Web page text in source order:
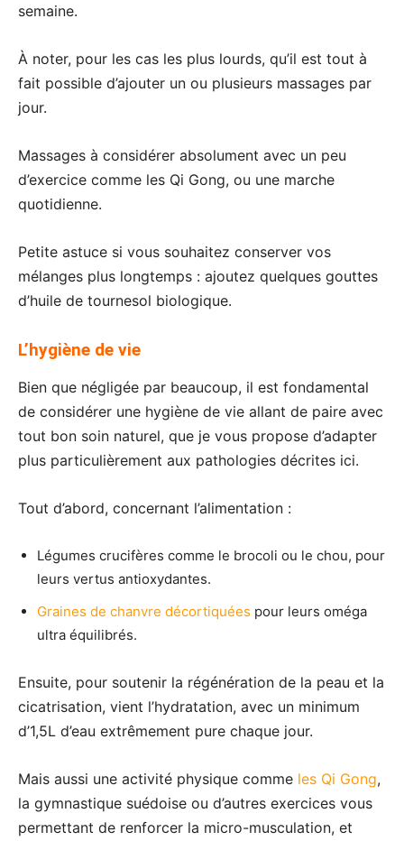
semaine.
À noter, pour les cas les plus lourds, qu’il est tout à
fait possible d’ajouter un ou plusieurs massages par
jour.
Massages à considérer absolument avec un peu
d’exercice comme les Qi Gong, ou une marche
quotidienne.
Petite astuce si vous souhaitez conserver vos
mélanges plus longtemps : ajoutez quelques gouttes
d’huile de tournesol biologique.
L’hygiène de vie
Bien que négligée par beaucoup, il est fondamental
de considérer une hygiène de vie allant de paire avec
tout bon soin naturel, que je vous propose d’adapter
plus particulièrement aux pathologies décrites ici.
Tout d’abord, concernant l’alimentation :
Légumes crucifères comme le brocoli ou le chou, pour
leurs vertus antioxydantes.
Graines de chanvre décortiquées pour leurs oméga
ultra équilibrés.
Ensuite, pour soutenir la régénération de la peau et la
cicatrisation, vient l’hydratation, avec un minimum
d’1,5L d’eau extrêmement pure chaque jour.
Mais aussi une activité physique comme les Qi Gong,
la gymnastique suédoise ou d’autres exercices vous
permettant de renforcer la micro-musculation, et